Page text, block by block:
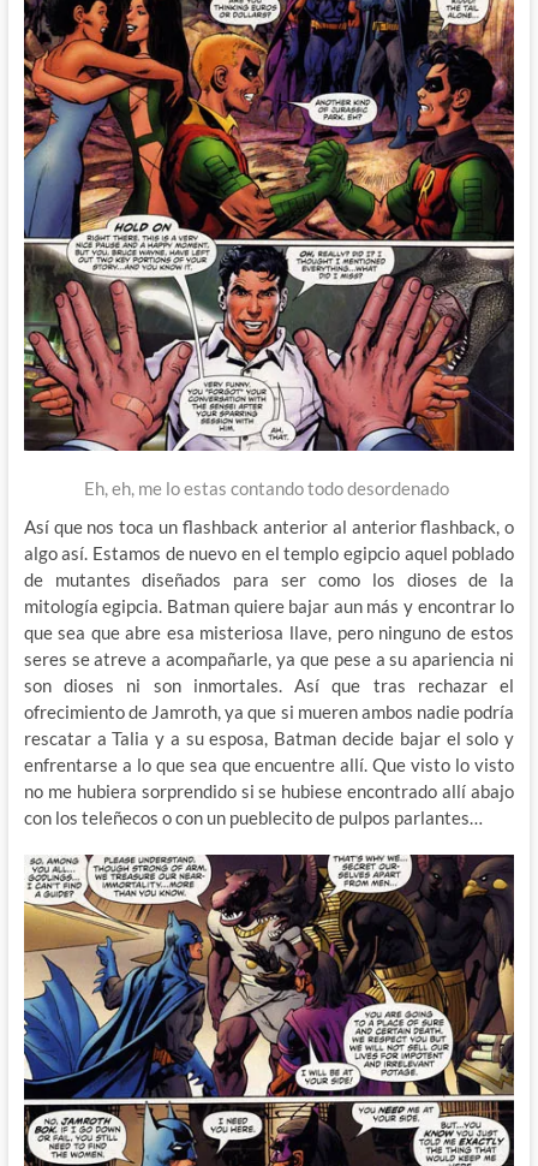
Eh, eh, me lo estas contando todo desordenado
Así que nos toca un flashback anterior al anterior flashback, o
algo así. Estamos de nuevo en el templo egipcio aquel poblado
de mutantes diseñados para ser como los dioses de la
mitología egipcia. Batman quiere bajar aun más y encontrar lo
que sea que abre esa misteriosa llave, pero ninguno de estos
seres se atreve a acompañarle, ya que pese a su apariencia ni
son dioses ni son inmortales. Así que tras rechazar el
ofrecimiento de Jamroth, ya que si mueren ambos nadie podría
rescatar a Talia y a su esposa, Batman decide bajar el solo y
enfrentarse a lo que sea que encuentre allí. Que visto lo visto
no me hubiera sorprendido si se hubiese encontrado allí abajo
con los teleñecos o con un pueblecito de pulpos parlantes…